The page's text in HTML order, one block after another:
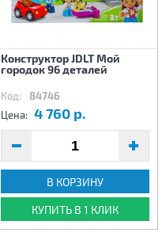
Конструктор JDLT Мой
городок 96 деталей
Код: 84746
Цена: 4 760 р.
В КОРЗИНУ
КУПИТЬ В 1 КЛИК